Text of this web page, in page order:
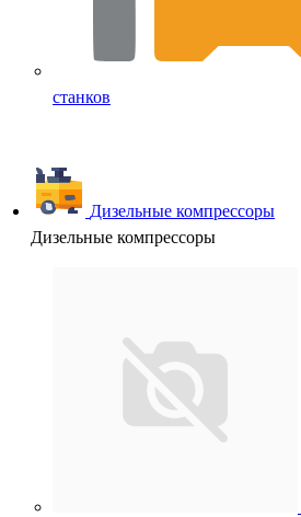
станков
Дизельные компрессоры
Дизельные компрессоры